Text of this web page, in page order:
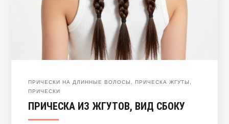
ПРИЧЕСКИ НА ДЛИННЫЕ ВОЛОСЫ ПРИЧЕСКА ЖГУТЫ
ПРИЧЕСКИ
ПРИЧЕСКА ИЗ ЖГУТОВ, ВИД СБОКУ